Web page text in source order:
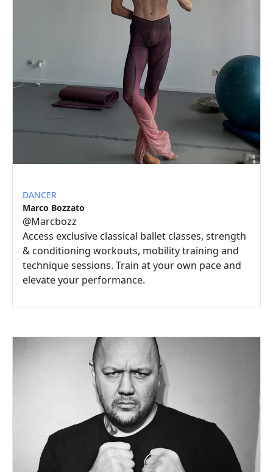
DANCER
Marco Bozzato
@Marcbozz
Access exclusive classical ballet classes, strength
& conditioning workouts, mobility training and
technique sessions. Train at your own pace and
elevate your performance.